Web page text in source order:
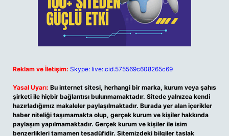
Reklam ve İletişim: Skype: live:.cid.575569c608265c69
Yasal Uyarı: Bu internet sitesi, herhangi bir marka, kurum veya şahıs
şirketi ile hiçbir bağlantısı bulunmamaktadır. Sitede yalnızca kendi
hazırladığımız makaleler paylaşılmaktadır. Burada yer alan içerikler
haber niteliği taşımamakta olup, gerçek kurum ve kişiler hakkında
paylaşım yapılmamaktadır. Gerçek kurum ve kişiler ile isim
benzerlikleri tamamen tesadüfidir. Sitemizdeki bilgiler taslak